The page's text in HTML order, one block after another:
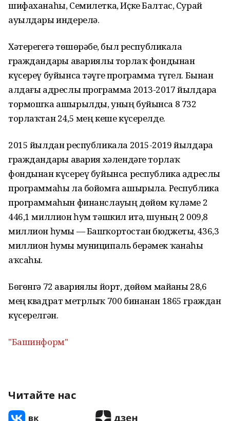
шифаханаһы, Семилетка, Иҫке Балтас, Сурай
ауылдары индерелә.
Хәтерегеҙгә төшөрәбеҙ, был республикала
граждандарҙы авариялы торлаҡ фондынан
күсереү буйынса тәүге программа түгел. Бынан
алдағы адреслы программа 2013-2017 йылдарҙа
тормошҡа ашырылды, уның буйынса 8 732
торлаҡтан 24,5 мең кеше күсерелде.
2015 йылдан республикала 2015-2019 йылдарҙа
граждандарҙы авария хәлендәге торлаҡ
фондынан күсереү буйынса республика адреслы
программаһы ла бойомға ашырыла. Республика
программаһын финанслауҙың дөйөм күләме 2
446,1 миллион һум тәшкил итә, шуның 2 009,8
миллион һумы — Башҡортостан бюджеты, 436,3
миллион һумы муниципаль берәмек ҡаҙнаһы
аҡсаһы.
Бөгөнгә 72 авариялы йорт, дөйөм майҙаны 28,6
мең квадрат метрлыҡ 700 бинанан 1865 граждан
күсерелгән.
"Башинформ"
Читайте нас